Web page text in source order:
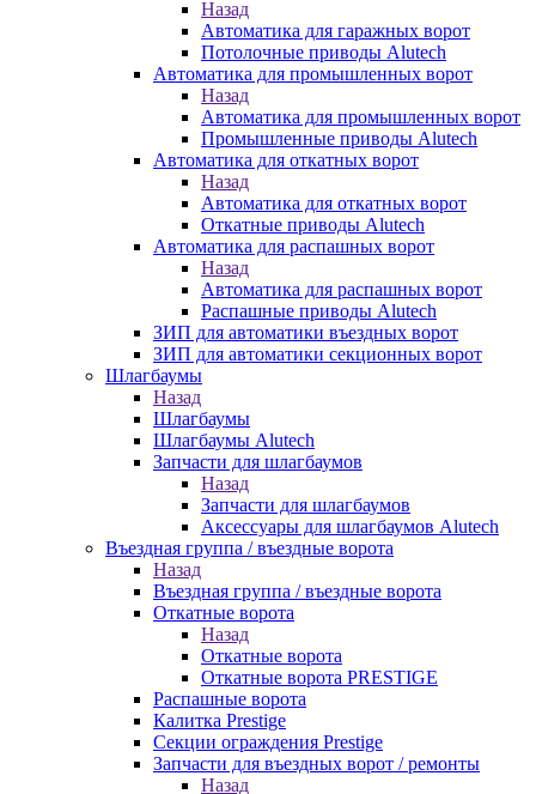
Назад
Автоматика для гаражных ворот
Потолочные приводы Alutech
Автоматика для промышленных ворот
Назад
Автоматика для промышленных ворот
Промышленные приводы Alutech
Автоматика для откатных ворот
Назад
Автоматика для откатных ворот
Откатные приводы Alutech
Автоматика для распашных ворот
Назад
Автоматика для распашных ворот
Распашные приводы Alutech
ЗИП для автоматики въездных ворот
ЗИП для автоматики секционных ворот
Шлагбаумы
Назад
Шлагбаумы
Шлагбаумы Alutech
Запчасти для шлагбаумов
Назад
Запчасти для шлагбаумов
Аксессуары для шлагбаумов Alutech
Въездная группа / въездные ворота
Назад
Въездная группа / въездные ворота
Откатные ворота
Назад
Откатные ворота
Откатные ворота PRESTIGE
Распашные ворота
Калитка Prestige
Секции ограждения Prestige
Запчасти для въездных ворот / ремонты
Назад